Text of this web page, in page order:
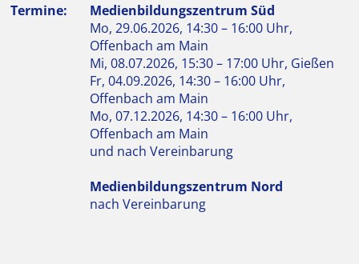
Termine:
Medienbildungszentrum Süd
Mo, 29.06.2026, 14:30 – 16:00 Uhr,
Offenbach am Main
Mi, 08.07.2026, 15:30 – 17:00 Uhr, Gießen
Fr, 04.09.2026, 14:30 – 16:00 Uhr,
Offenbach am Main
Mo, 07.12.2026, 14:30 – 16:00 Uhr,
Offenbach am Main
und nach Vereinbarung
Medienbildungszentrum Nord
nach Vereinbarung